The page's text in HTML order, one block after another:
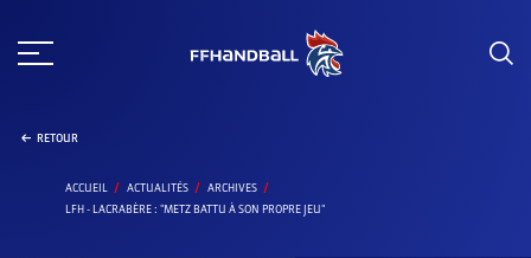
au
RETOUR
ACCUEIL ACTUALITÉS
ARCHIVES
LFH - LACRABÈRE : "METZ BATTU À SON PROPRE JEU"